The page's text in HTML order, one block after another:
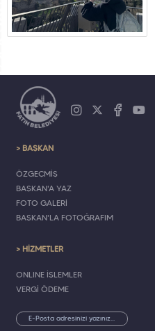
> BAŞKAN
ÖZGEÇMİŞ
BAŞKAN'A YAZ
FOTO GALERİ
BAŞKAN'LA FOTOĞRAFIM
> HİZMETLER
ONLINE İŞLEMLER
VERGİ ÖDEME